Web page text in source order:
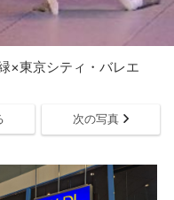
×東京シティ・バレエ
次の写真